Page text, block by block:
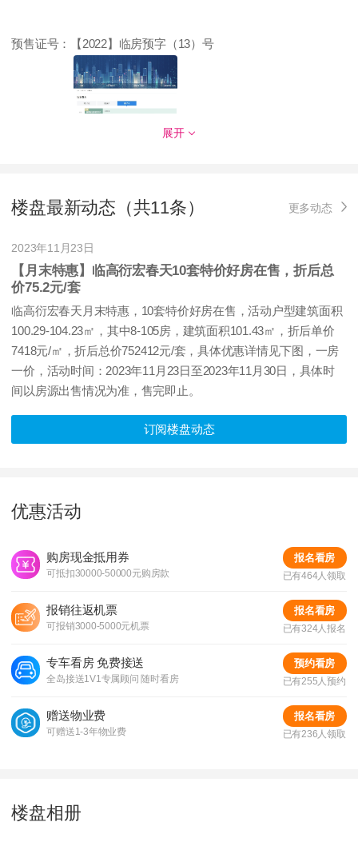
预售证号： 【2022】临房预字（13）号
预售证号： 【2022】临房预字（121）号
发证时间：2022-10-12
对应楼栋：7#楼
预售证号： 【2022】临房预字（12）号
发证时间：
展开
楼盘最新动态（共11条） 更多动态
2023年11月23日
【月末特惠】临高衍宏春天10套特价好房在售，折后总
价75.2元/套
临高衍宏春天月末特惠，10套特价好房在售，活动户型建筑面积
100.29-104.23㎡，其中8-105房，建筑面积101.43㎡，折后单价
7418元/㎡，折后总价752412元/套，具体优惠详情见下图，一房
一价，活动时间：2023年11月23日至2023年11月30日，具体时
间以房源出售情况为准，售完即止。
订阅楼盘动态
优惠活动
购房现金抵用券
可抵扣30000-50000元购房款
报名看房
已有464人领取
报销往返机票
可报销3000-5000元机票
报名看房
已有324人报名
专车看房 免费接送
全岛接送1V1专属顾问 随时看房
预约看房
已有255人预约
赠送物业费
可赠送1-3年物业费
报名看房
已有236人领取
楼盘相册